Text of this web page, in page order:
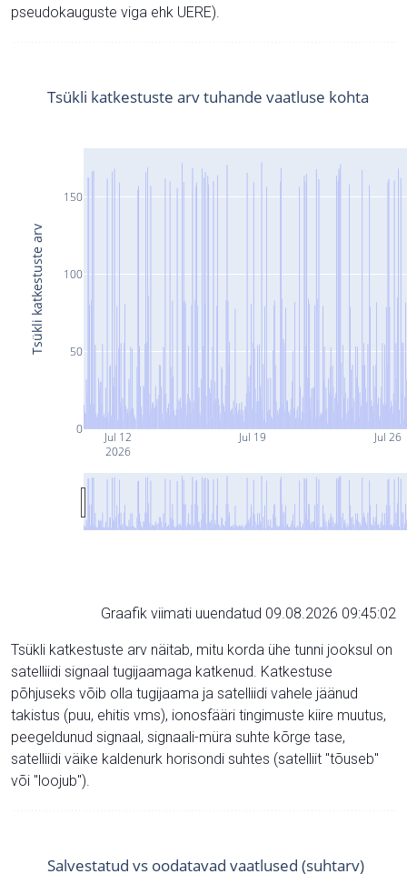
pseudokauguste viga ehk UERE).
Jul 12
2026
Jul 19 Jul 26
0
50
100
150
Tsükli katkestuste arv tuhande vaatluse kohta
Tsükli katkestuste arv
Graafik viimati uuendatud 09.08.2026 09:45:02
Tsükli katkestuste arv näitab, mitu korda ühe tunni jooksul on
satelliidi signaal tugijaamaga katkenud. Katkestuse
põhjuseks võib olla tugijaama ja satelliidi vahele jäänud
takistus (puu, ehitis vms), ionosfääri tingimuste kiire muutus,
peegeldunud signaal, signaali-müra suhte kõrge tase,
satelliidi väike kaldenurk horisondi suhtes (satelliit "tõuseb"
või "loojub").
Salvestatud vs oodatavad vaatlused (suhtarv)